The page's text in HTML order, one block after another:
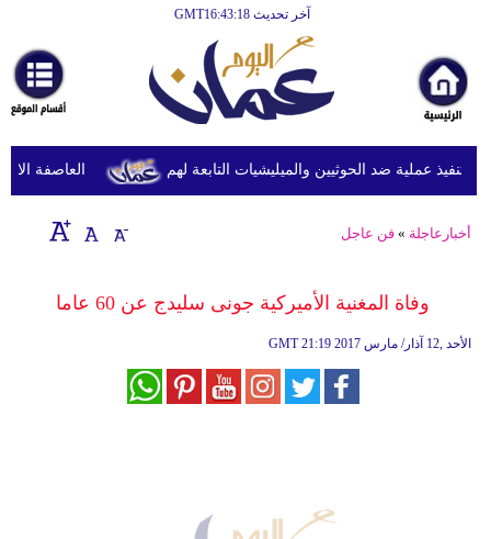
آخر تحديث GMT16:43:18
أخبارعاجلة
رياضة
ثقافة
إقتصاد
وموسيقى
العاصفة عملية ضد الحوثيين والميليشيات التابعة لهم
أخبارعاجلة »فن عاجل
وفاة المغنية الأميركية جونى سليدج عن 60 عاما
GMT 21:19 2017 الأحد ,12 آذار/ مارس